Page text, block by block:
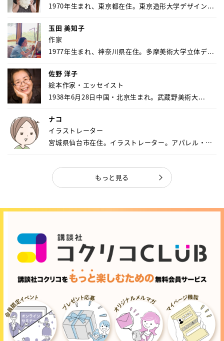
1970年生まれ、東京都在住。東京造形大学デザイン...
玉田 美知子
作家
1977年生まれ、神奈川県在住。多摩美術大学立体デ...
佐野 洋子
絵本作家・エッセイスト
1938年6月28日中国・北京生まれ。武蔵野美術大...
ナコ
イラストレーター
宮城県仙台市在住。イラストレーター。アパレル・キ
もっと見る